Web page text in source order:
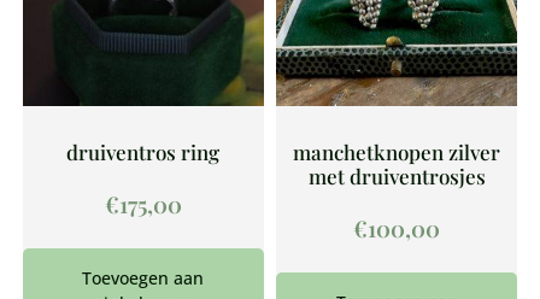
druiventros ring
€175,00
Toevoegen aan
manchetknopen zilver
met druiventrosjes
€100,00